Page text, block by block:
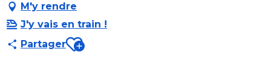
M'y rendre
J'y vais en train !
PartagerAjouter aux favoris